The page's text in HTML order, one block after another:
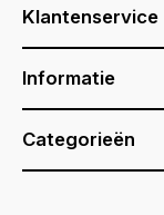
Klantenservice
Informatie
Categorieën